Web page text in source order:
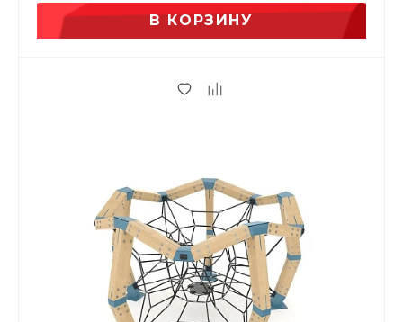
В КОРЗИНУ